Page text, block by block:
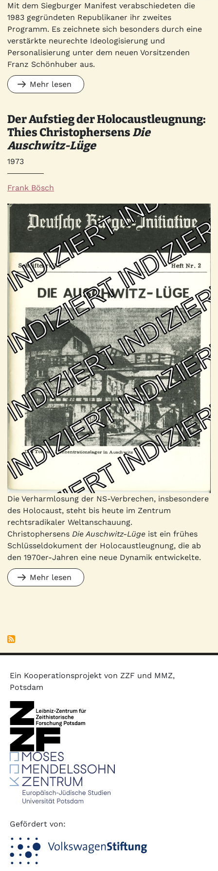
Mit dem Siegburger Manifest verabschiedeten die
1983 gegründeten Republikaner ihr zweites
Programm. Es zeichnete sich besonders durch eine
verstärkte neurechte Ideologisierung und
Personalisierung unter dem neuen Vorsitzenden
Franz Schönhuber aus.
Mehr lesen
Der Aufstieg der Holocaustleugnung:
Thies ChristophersensDie
Auschwitz-Lüge
Jahr
1973
Autor*innen
Frank Bösch
Quelle
Bild
Die Verharmlosung der NS-Verbrechen, insbesondere
des Holocaust, steht bis heute im Zentrum
rechtsradikaler Weltanschauung.
Christophersens Die Auschwitz-Lüge ist ein frühes
Schlüsseldokument der Holocaustleugnung, die ab
den 1970er-Jahren eine neue Dynamik entwickelte.
Mehr lesen
Ein Kooperationsprojekt von ZZF und MMZ,
Potsdam
Gefördert von: